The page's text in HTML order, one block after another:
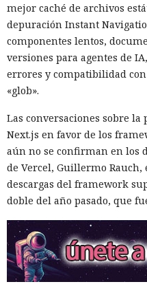
Otra corporación corre el
sus predecesoras.
Las sanciones y
tecnológicas chinas por
estadounidenses hace
ahora un escenario similar
mejor caché de archivos
depuración Instant
componentes lentos,
versiones para agentes de
errores y compatibilidad
«glob».
Las conversaciones sobre
Next.js en favor de los
aún no se confirman en los
de Vercel, Guillermo Rauch,
descargas del framework
doble del año pasado, que